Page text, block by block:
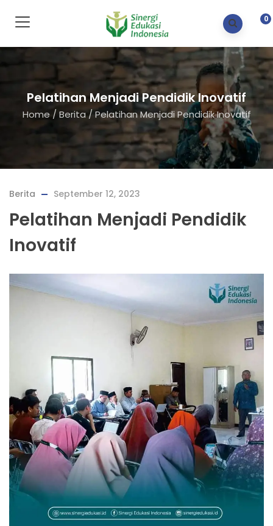
0
Pelatihan Menjadi Pendidik Inovatif
Home/ Berita/Pelatihan Menjadi Pendidik Inovatif
Berita September 12, 2023
Pelatihan Menjadi Pendidik
Inovatif